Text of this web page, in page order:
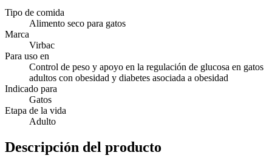
Tipo de comida
Alimento seco para gatos
Marca
Virbac
Para uso en
Control de peso y apoyo en la regulación de glucosa en gatos
adultos con obesidad y diabetes asociada a obesidad
Indicado para
Gatos
Etapa de la vida
Adulto
Descripción del producto